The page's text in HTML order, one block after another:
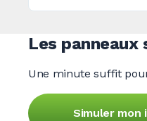
Les
Une minute suffit
Simuler mon